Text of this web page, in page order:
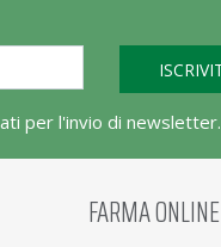
per l'invio di newsletter.
FARMA ONLINE